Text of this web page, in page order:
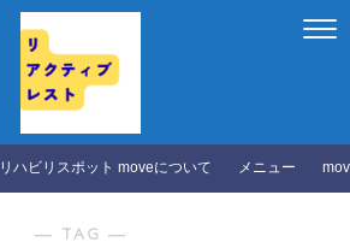
リハビリスポット moveについて メニュー
― TAG ―